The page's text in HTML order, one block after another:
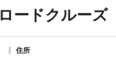
ロードクルーズ
住所